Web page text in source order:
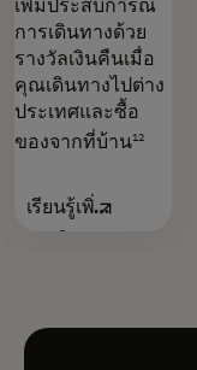
เพิ่มประสบการณ์
การเดินทางด้วย
รางวัลเงินคืนเมื่อ
คุณเดินทางไปต่าง
ประเทศและซื้อ
ของจากที่บ้าน12
เรียนรู้เพิ่ม